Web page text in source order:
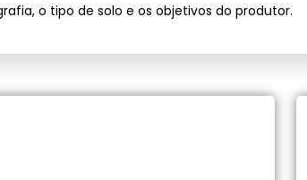
o tipo de solo e os objetivos do produtor.